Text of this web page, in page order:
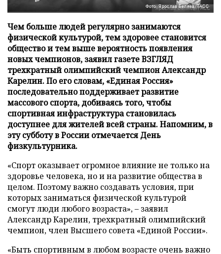
Фото: Ярослав Беляев/ТАСС
Чем больше людей регулярно занимаются
физической культурой, тем здоровее становится
общество и тем выше вероятность появления
новых чемпионов, заявил газете ВЗГЛЯД
трехкратный олимпийский чемпион Александр
Карелин. По его словам, «Единая Россия»
последовательно поддерживает развитие
массового спорта, добиваясь того, чтобы
спортивная инфраструктура становилась
доступнее для жителей всей страны. Напомним, в
эту субботу в России отмечается День
физкультурника.
«Спорт оказывает огромное влияние не только на
здоровье человека, но и на развитие общества в
целом. Поэтому важно создавать условия, при
которых заниматься физической культурой
смогут люди любого возраста», – заявил
Александр Карелин, трехкратный олимпийский
чемпион, член Высшего совета «Единой России».
«Быть спортивным в любом возрасте очень важно